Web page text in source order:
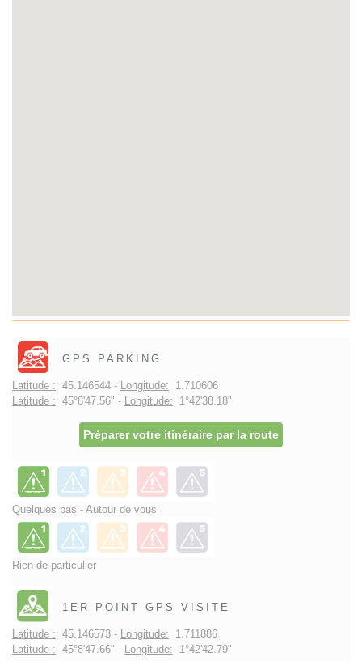
GPS PARKING
Latitude : 45.146544 - Longitude: 1.710606
Latitude : 45°8'47.56" - Longitude: 1°42'38.18"
Préparer votre itinéraire par la route
Quelques pas - Autour de vous
Rien de particulier
1ER POINT GPS VISITE
Latitude : 45.146573 - Longitude: 1.711886
Latitude : 45°8'47.66" - Longitude: 1°42'42.79"